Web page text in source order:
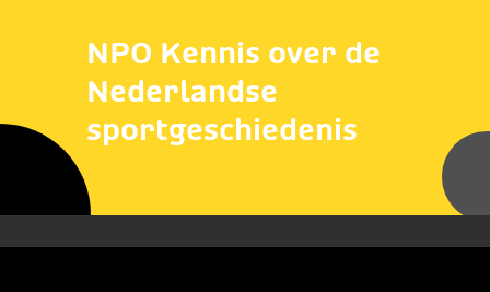
NPO Kennis over de
Nederlandse
sportgeschiedenis